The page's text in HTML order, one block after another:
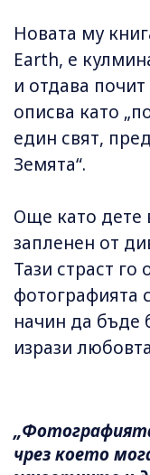
Новата му
Earth, е
и отдава
описва като
един свят,
Земята“.
Още като дете
запленен от
Тази страст
фотографията
начин да бъде
изрази
чрез което